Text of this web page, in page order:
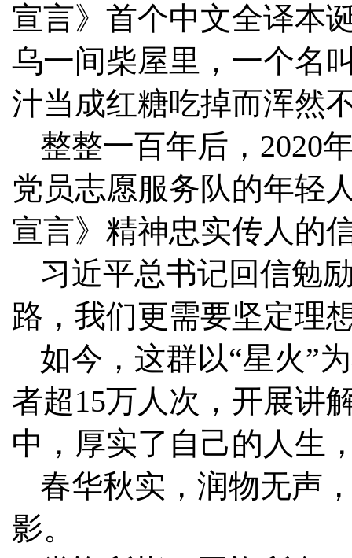
宣言》首个中文全译本
乌一间柴屋里，一个名
汁当成红糖吃掉而浑然
整整一百年后，2020
党员志愿服务队的年轻
宣言》精神忠实传人的
习近平总书记回信勉
路，我们更需要坚定理
如今，这群以“星火”
者超15万人次，开展讲
中，厚实了自己的人生
春华秋实，润物无声
影。